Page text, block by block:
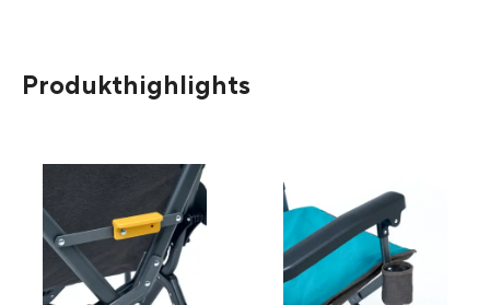
Produkthighlights